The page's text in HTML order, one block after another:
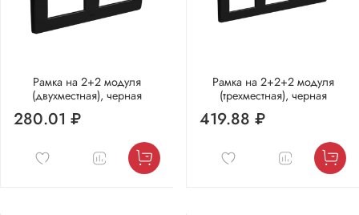
Рамка на 2+2 модуля
(двухместная), черная
280.01 ₽
Рамка на 2+2+2 модуля
(трехместная), черная
419.88 ₽